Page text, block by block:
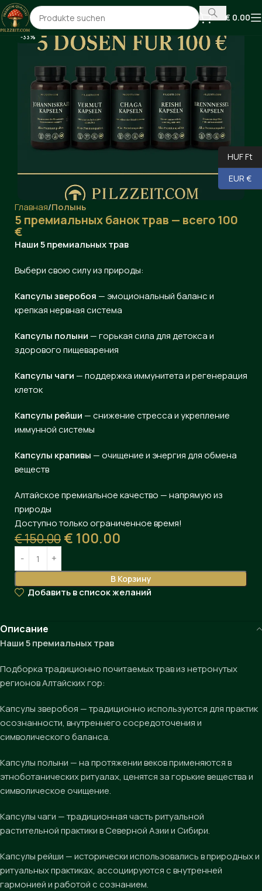
€ 0.00
-33%
Главная Полынь
5 премиальных банок трав — всего 100
€
Наши 5 премиальных трав
Выбери свою силу из природы:
Капсулы зверобоя — эмоциональный баланс и
крепкая нервная система
Капсулы полыни — горькая сила для детокса и
здорового пищеварения
Капсулы чаги — поддержка иммунитета и регенерация
клеток
Капсулы рейши — снижение стресса и укрепление
иммунной системы
Капсулы крапивы — очищение и энергия для обмена
веществ
Алтайское премиальное качество — напрямую из
природы
Доступно только ограниченное время!
€150.00 € 100.00
В Корзину
Добавить в список желаний
Описание
Наши 5 премиальных трав
Подборка традиционно почитаемых трав из нетронутых
регионов Алтайских гор:
Капсулы зверобоя — традиционно используются для практик
осознанности, внутреннего сосредоточения и
символического баланса.
Капсулы полыни — на протяжении веков применяются в
этноботанических ритуалах, ценятся за горькие вещества и
символическое очищение.
Капсулы чаги — традиционная часть ритуальной
растительной практики в Северной Азии и Сибири.
Капсулы рейши — исторически использовались в природных и
ритуальных практиках, ассоциируются с внутренней
гармонией и работой с сознанием.
HUF Ft
EUR €